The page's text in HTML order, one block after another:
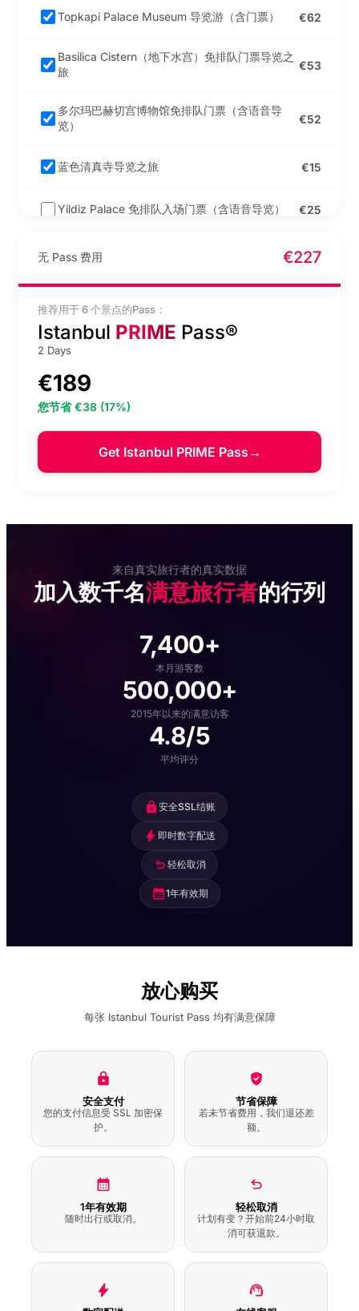
览一日游
Flyzone Air Sports 入
Flyzone Air Sports 门
票 - Lens Istanbul
伊斯坦堡機場接駁服務
国家宫殿绘画博物馆免
塔克西姆广场与伊斯提
克拉尔大街语音导览步
行游
Fener 和 Balat 语音导
览徒步之旅
Zippline Adventure
Entry Ticket at Sile
Lighthouse
Kucuksu Pavilion 免排
队门票（含语音导览）
Beykoz Mecidiye
Pavilion 免排队门票
Yildiz Park 步行游览语
Topkapi Palace Museum 导览游（含门票） €62
Basilica Cistern（地下水宫）免排队门票导览之
旅
€53
多尔玛巴赫切宫博物馆免排队门票（含语音导
览）
€52
蓝色清真寺导览之旅 €15
Yildiz Palace 免排队入场门票（含语音导览） €25
伊斯坦布尔香料市场土耳其软糖与草本茶品鉴体验€4
Abud Efendi Mansion 旋转苦行僧表演门票
少女塔免排队门票（含语音导览）
€12
塔克西姆广场与伊斯提克拉尔大街语音导览步行
奥斯曼风格摄影体验
大巴扎（Grand Bazaar）步行之旅（含语音导
无 Pass 费用 €227
推荐用于 6 个景点的Pass：
Istanbul PRIME Pass®
2 Days
€189
您节省 €38 (17%)
Get Istanbul PRIME Pass →
来自真实旅行者的真实数据
加入数千名满意旅行者的行列
7,400+
本月游客数
500,000+
2015年以来的满意访客
4.8/5
平均评分
安全SSL结账
即时数字配送
轻松取消
1年有效期
放心购买
每张 Istanbul Tourist Pass 均有满意保障
安全支付
您的支付信息受 SSL 加密保
护。
节省保障
若未节省费用，我们退还差
额。
1年有效期
随时出行或取消。
轻松取消
计划有变？开始前24小时取
消可获退款。